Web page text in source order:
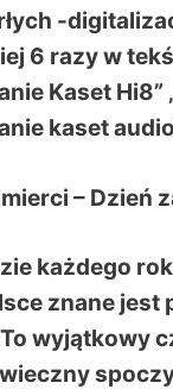
-
6 razy w
Kaset
kaset
– Dzień
każdego
znane jest
wyjątkowy